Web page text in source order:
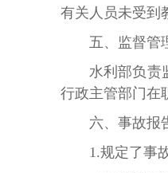
有关人员未受到
五、监督管
水利部负责
行政主管部门在
六、事故报
1.规定了事